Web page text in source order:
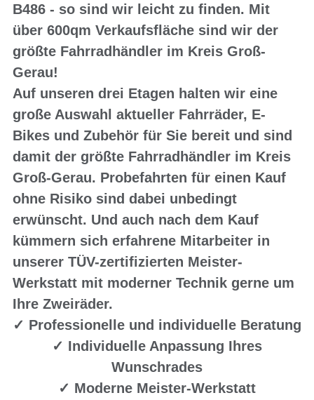
B486 - so sind wir leicht zu finden. Mit
über 600qm Verkaufsfläche sind wir der
größte Fahrradhändler im Kreis Groß-
Gerau!
Auf unseren drei Etagen halten wir eine
große Auswahl aktueller Fahrräder, E-
Bikes und Zubehör für Sie bereit und sind
damit der größte Fahrradhändler im Kreis
Groß-Gerau. Probefahrten für einen Kauf
ohne Risiko sind dabei unbedingt
erwünscht. Und auch nach dem Kauf
kümmern sich erfahrene Mitarbeiter in
unserer TÜV-zertifizierten Meister-
Werkstatt mit moderner Technik gerne um
Ihre Zweiräder.
✓ Professionelle und individuelle Beratung
✓ Individuelle Anpassung Ihres
Wunschrades
✓ Moderne Meister-Werkstatt